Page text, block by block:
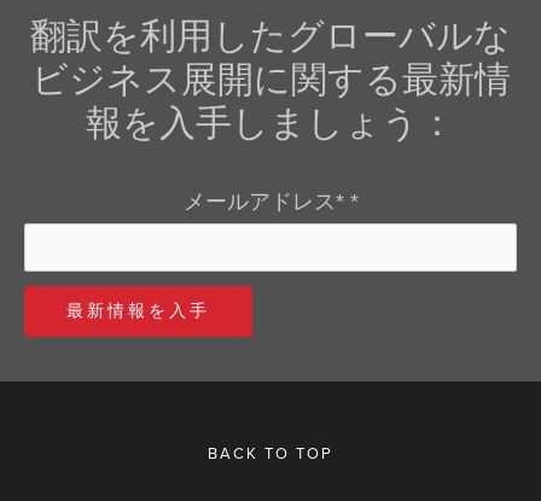
翻訳を利用したグローバルな
ビジネス展開に関する最新情
報を入手しましょう：
メールアドレス* *
BACK TO TOP